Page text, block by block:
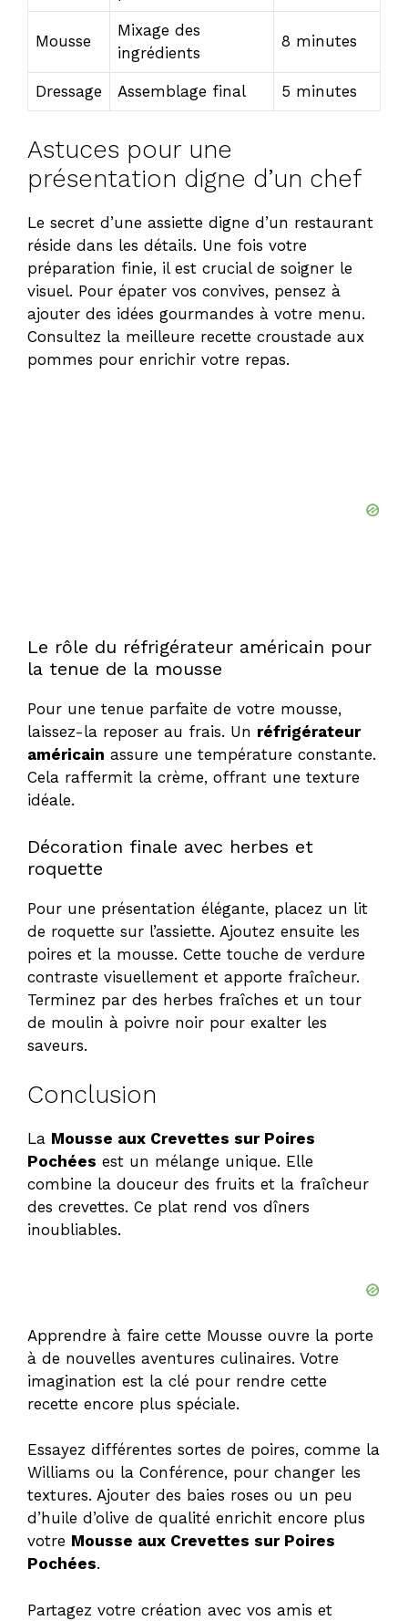
Mousse
Mixage des
ingrédients
8 minutes
Dressage Assemblage final 5 minutes
Astuces pour une
présentation digne d’un chef
Le secret d’une assiette digne d’un restaurant
réside dans les détails. Une fois votre
préparation finie, il est crucial de soigner le
visuel. Pour épater vos convives, pensez à
ajouter des idées gourmandes à votre menu.
Consultez la meilleure recette croustade aux
pommes pour enrichir votre repas.
Le rôle du réfrigérateur américain pour
la tenue de la mousse
Pour une tenue parfaite de votre mousse,
laissez-la reposer au frais. Un réfrigérateur
américain assure une température constante.
Cela raffermit la crème, offrant une texture
idéale.
Décoration finale avec herbes et
roquette
Pour une présentation élégante, placez un lit
de roquette sur l’assiette. Ajoutez ensuite les
poires et la mousse. Cette touche de verdure
contraste visuellement et apporte fraîcheur.
Terminez par des herbes fraîches et un tour
de moulin à poivre noir pour exalter les
saveurs.
Conclusion
La Mousse aux Crevettes sur Poires
Pochées est un mélange unique. Elle
combine la douceur des fruits et la fraîcheur
des crevettes. Ce plat rend vos dîners
inoubliables.
Apprendre à faire cette Mousse ouvre la porte
à de nouvelles aventures culinaires. Votre
imagination est la clé pour rendre cette
recette encore plus spéciale.
Essayez différentes sortes de poires, comme la
Williams ou la Conférence, pour changer les
textures. Ajouter des baies roses ou un peu
d’huile d’olive de qualité enrichit encore plus
votre Mousse aux Crevettes sur Poires
Pochées.
Partagez votre création avec vos amis et